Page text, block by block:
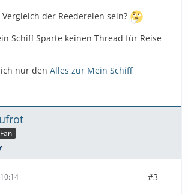
der Reedereien sein?
Schiff Sparte keinen Thread für Reise
nur den Alles zur Mein Schiff
#3